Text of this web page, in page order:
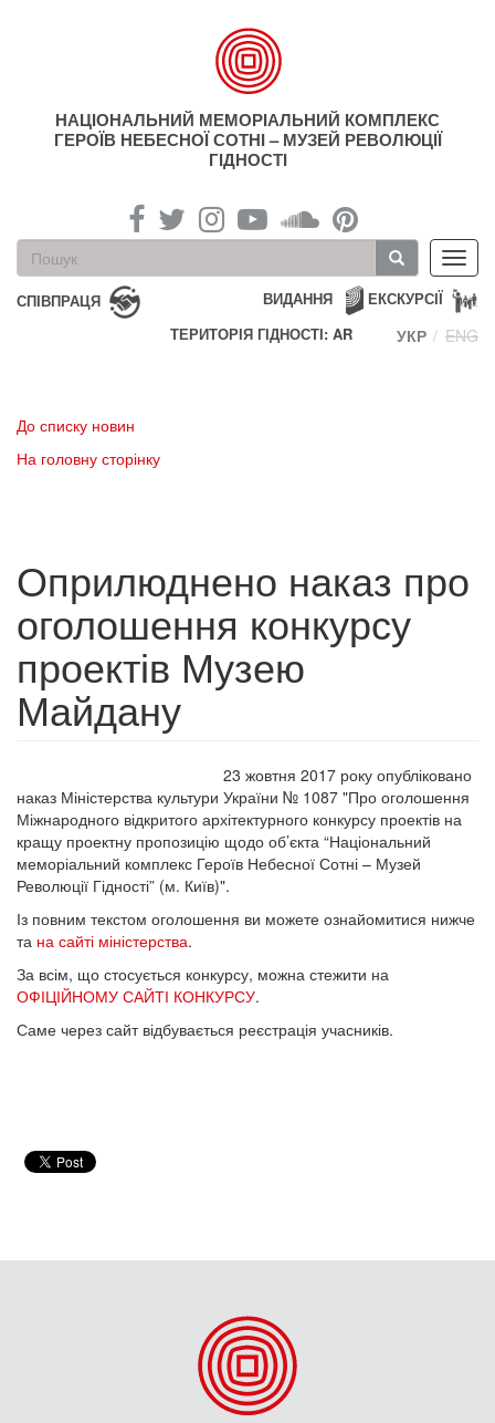
НАЦІОНАЛЬНИЙ МЕМОРІАЛЬНИЙ КОМПЛЕКС
ГЕРОЇВ НЕБЕСНОЇ СОТНІ – МУЗЕЙ РЕВОЛЮЦІЇ
ГІДНОСТІ
Пошукова
форма
Пошук
СПІВПРАЦЯ ЕКСКУРСІЇ
ВИДАННЯ
ТЕРИТОРІЯ ГІДНОСТІ: AR
УКР ENG
До списку новин
На головну сторінку
Оприлюднено наказ про
оголошення конкурсу
проектів Музею
Майдану
23 жовтня 2017 року опубліковано
наказ Міністерства культури України № 1087 "Про оголошення
Міжнародного відкритого архітектурного конкурсу проектів на
кращу проектну пропозицію щодо об’єкта “Національний
меморіальний комплекс Героїв Небесної Сотні – Музей
Революції Гідності” (м. Київ)".
Із повним текстом оголошення ви можете ознайомитися нижче
та на сайті міністерства.
За всім, що стосується конкурсу, можна стежити на
ОФІЦІЙНОМУ САЙТІ КОНКУРСУ.
Саме через сайт відбувається реєстрація учасників.